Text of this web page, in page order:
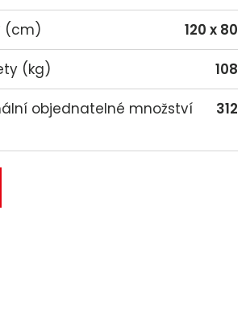
(cm) 120 x 80
(kg) 108
objednatelné množství
312